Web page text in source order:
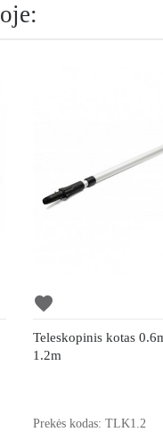
favorite
Teleskopinis kotas
1.2m
Prekės kodas: TLK1.2